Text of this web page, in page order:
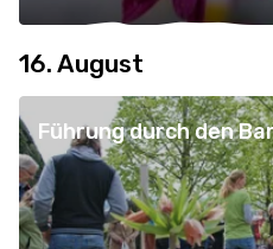
16. August
Führung durch den